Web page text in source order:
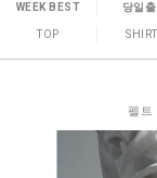
WEEK BEST 당일출
TOP
펠